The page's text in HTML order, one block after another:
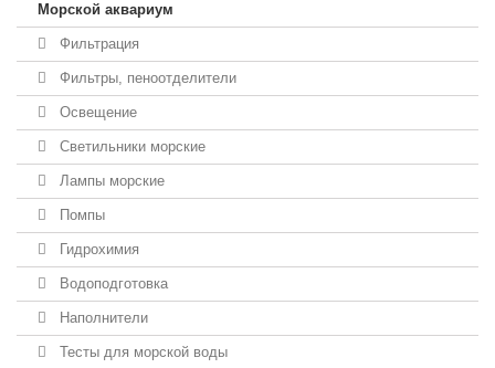
Морской аквариум
Фильтрация
Фильтры, пеноотделители
Освещение
Светильники морские
Лампы морские
Помпы
Гидрохимия
Водоподготовка
Наполнители
Тесты для морской воды